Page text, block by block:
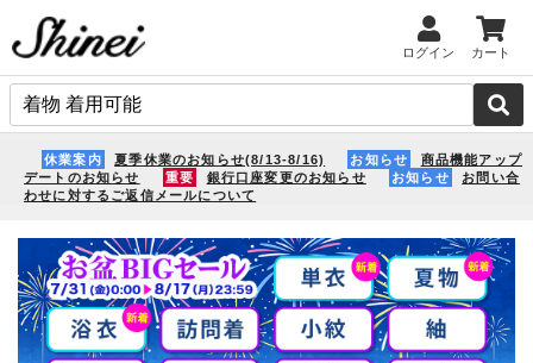
ログイン カート
休業案内 夏季休業のお知らせ(8/13-8/16) お知らせ
商品機能アップ
デートのお知らせ
重要 銀行口座変更のお知らせ お知らせ
お問い合
わせに対するご返信メールについて